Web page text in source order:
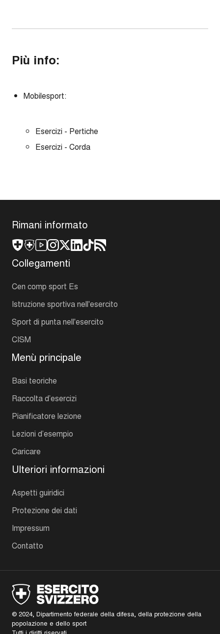
Più info:
Mobilesport:
Esercizi - Pertiche
Esercizi - Corda
Rimani informato
Collegamenti
Cen comp sport Es
Istruzione sportiva nell'esercito
Sport di punta nell'esercito
CISM
Menù principale
Basi teoriche
Raccolta d’esercizi
Pianificatore lezione
Lezioni d’esempio
Caricare
Ulteriori informazioni
Aspetti guiridici
Protezione dei dati
Impressum
Contatto
© 2024, Dipartimento federale della difesa, della protezione della
popolazione e dello sport